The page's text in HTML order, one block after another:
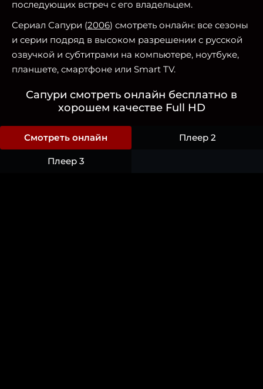
последующих встреч с его владельцем.
Сериал Сапури (2006) смотреть онлайн: все сезоны
и серии подряд в высоком разрешении с русской
озвучкой и субтитрами на компьютере, ноутбуке,
планшете, смартфоне или Smart TV.
Сапури смотреть онлайн бесплатно в
хорошем качестве Full HD
Смотреть онлайн Плеер 2
Плеер 3